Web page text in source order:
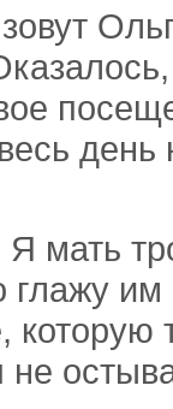
день
мать
глажу